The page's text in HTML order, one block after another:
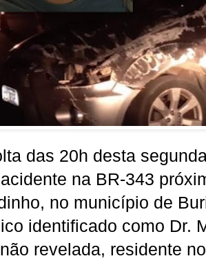
das 20h desta
na BR-343
no município de
identificado como Dr.
revelada, residente